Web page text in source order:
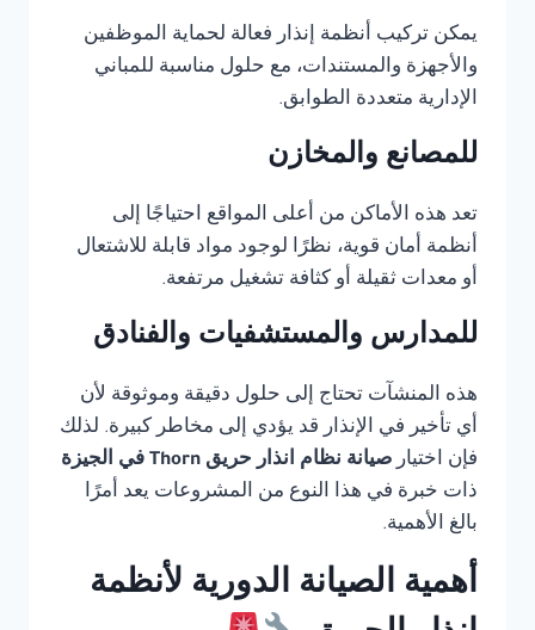
يمكن تركيب أنظمة إنذار فعالة لحماية الموظفين
والأجهزة والمستندات، مع حلول مناسبة للمباني
الإدارية متعددة الطوابق.
للمصانع والمخازن
تعد هذه الأماكن من أعلى المواقع احتياجًا إلى
أنظمة أمان قوية، نظرًا لوجود مواد قابلة للاشتعال
أو معدات ثقيلة أو كثافة تشغيل مرتفعة.
للمدارس والمستشفيات والفنادق
هذه المنشآت تحتاج إلى حلول دقيقة وموثوقة لأن
أي تأخير في الإنذار قد يؤدي إلى مخاطر كبيرة. لذلك
فإن اختيار صيانة نظام انذار حريق Thorn في الجيزة
ذات خبرة في هذا النوع من المشروعات يعد أمرًا
بالغ الأهمية.
أهمية الصيانة الدورية لأنظمة